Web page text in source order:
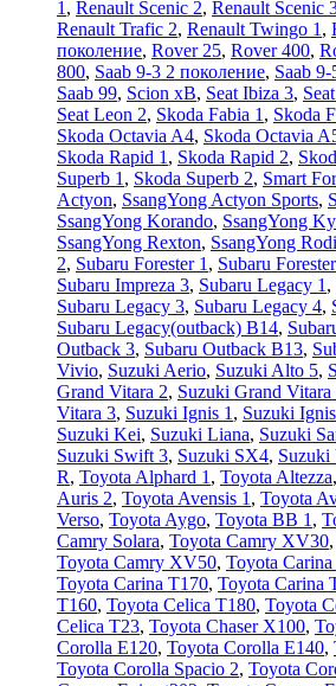
1 , Renault Scenic 2, Renault Scenic
Renault Trafic 2, Renault Twingo 1 ,
поколение, Rover 25, Rover 400,
800, Saab 9-3 2 поколение, Saab 9-
Saab 99, Scion xB, Seat Ibiza 3,
Seat Leon 2, Skoda Fabia 1 , Skoda
Skoda Octavia A4, Skoda Octavia
Skoda Rapid 1 , Skoda Rapid 2,
Superb 1 , Skoda Superb 2, Smart
Actyon, SsangYong Actyon Sports,
SsangYong Korando, SsangYong
SsangYong Rexton, SsangYong
2, Subaru Forester 1 , Subaru
Subaru Impreza 3, Subaru Legacy 1 ,
Subaru Legacy 3, Subaru Legacy 4,
Subaru Legacy(outback) B14,
Outback 3, Subaru Outback B13,
Vivio, Suzuki Aerio, Suzuki Alto 5,
Grand Vitara 2, Suzuki Grand
Vitara 3, Suzuki Ignis 1 , Suzuki
Suzuki Kei, Suzuki Liana, Suzuki
Suzuki Swift 3, Suzuki SX4, Suzuki
R, Toyota Alphard 1 , Toyota Altezza,
Auris 2, Toyota Avensis 1 , Toyota
Verso, Toyota Aygo, Toyota BB 1 ,
Camry Solara, Toyota Camry XV30,
Toyota Camry XV50, Toyota Carina
Toyota Carina T170, Toyota Carina
T160, Toyota Celica T180, Toyota
Celica T23, Toyota Chaser X100,
Corolla E120, Toyota Corolla E140,
Toyota Corolla Spacio 2, Toyota